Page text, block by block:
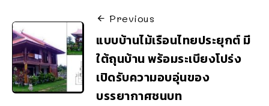
Previous
แบบบ้านไม้เรือนไทยประยุกต์ มี
ใต้ถุนบ้าน พร้อมระเบียงโปร่ง
เปิดรับความอบอุ่นของ
บรรยากาศชนบท